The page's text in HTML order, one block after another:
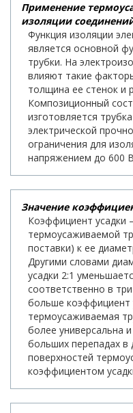
Применение
изоляции
Функция изоляции
является основной
трубки. На
влияют такие
толщина ее стенок и
Композиционный
изготовляется
электрической
ограничения для
напряжением до 600
Значение
Коэффициент
термоусаживаемой
поставки) к ее
Другими словами
усадки 2:1
соответственно в
больше коэффициент
термоусаживаемая
более универсальна
больших перепадах в
поверхностей
коэффициентом